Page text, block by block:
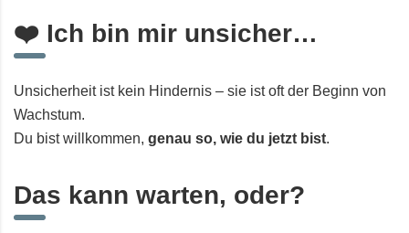
❤️ Ich bin mir unsicher…
Unsicherheit ist kein Hindernis – sie ist oft der Beginn von
Wachstum.
Du bist willkommen, genau so, wie du jetzt bist.
Das kann warten, oder?